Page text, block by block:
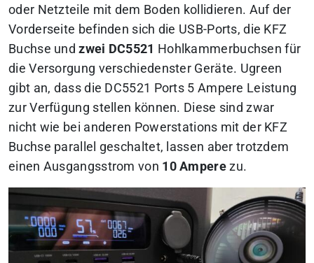
oder Netzteile mit dem Boden kollidieren. Auf der
Vorderseite befinden sich die USB-Ports, die KFZ
Buchse undzwei DC5521 Hohlkammerbuchsen für
die Versorgung verschiedenster Geräte. Ugreen
gibt an, dass die DC5521 Ports 5 Ampere Leistung
zur Verfügung stellen können. Diese sind zwar
nicht wie bei anderen Powerstations mit der KFZ
Buchse parallel geschaltet, lassen aber trotzdem
einen Ausgangsstrom von 10 Amperezu.